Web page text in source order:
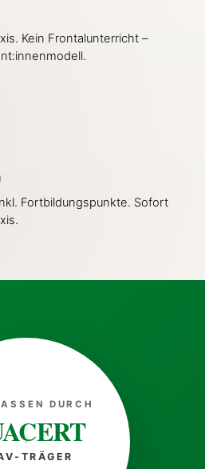
Kein Frontalunterricht –
Fortbildungspunkte. Sofort
DURCH
TRÄGER